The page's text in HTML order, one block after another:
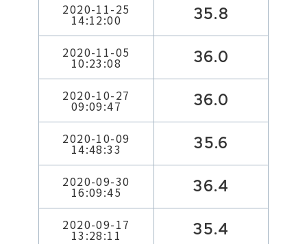
2020-11-25
14:12:00 35.8
2020-11-05
10:23:08 36.0
2020-10-27
09:09:47 36.0
2020-10-09
14:48:33 35.6
2020-09-30
16:09:45 36.4
2020-09-17
13:28:11 35.4